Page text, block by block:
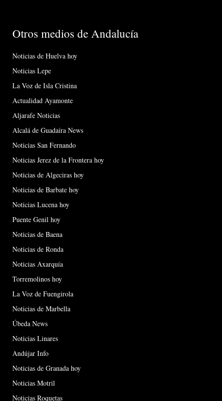
Otros medios de Andalucía
Noticias de Huelva hoy
Noticias Lepe
La Voz de Isla Cristina
Actualidad Ayamonte
Aljarafe Noticias
Alcalá de Guadaíra News
Noticias San Fernando
Noticias Jerez de la Frontera hoy
Noticias de Algeciras hoy
Noticias de Barbate hoy
Noticias Lucena hoy
Puente Genil hoy
Noticias de Baena
Noticias de Ronda
Noticias Axarquía
Torremolinos hoy
La Voz de Fuengirola
Noticias de Marbella
Úbeda News
Noticias Linares
Andújar Info
Noticias de Granada hoy
Noticias Motril
Noticias Roquetas